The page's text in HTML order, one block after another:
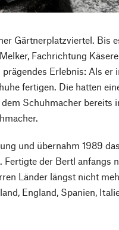
Gärtnerplatzviertel. Bis
Fachrichtung
Erlebnis: Als er
fertigen. Die hatten
Schuhmacher bereits
und übernahm 1989
Fertigte der Bertl anfangs
Länder längst nicht
England, Spanien,